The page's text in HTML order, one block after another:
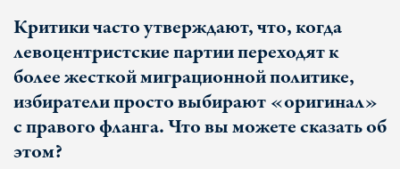
Критики часто утверждают, что, когда
левоцентристские партии переходят к
более жесткой миграционной политике,
избиратели просто выбирают «оригинал»
с правого фланга. Что вы можете сказать об
этом?